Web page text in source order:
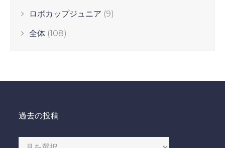
ロボカップジュニア (9)
全体 (108)
過去の投稿